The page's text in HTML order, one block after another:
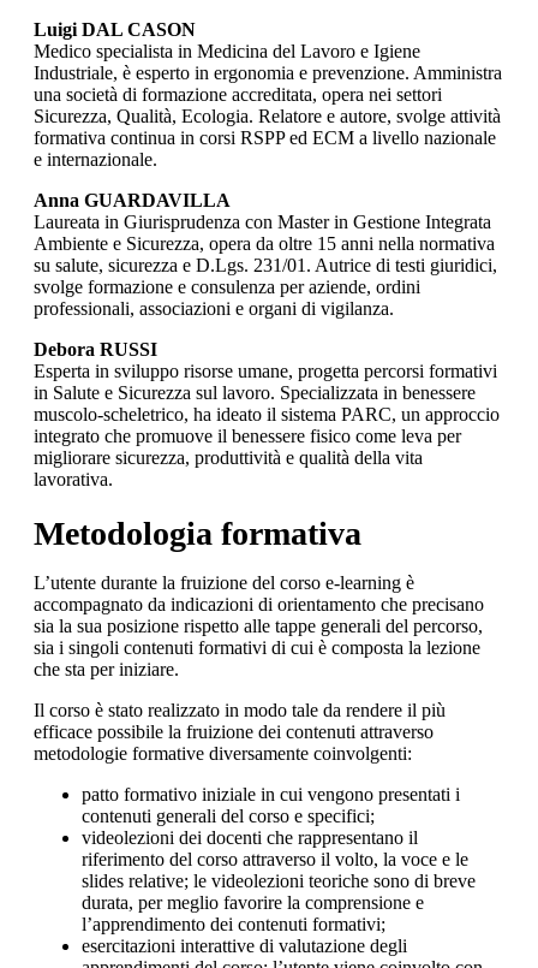
Luigi DAL CASON
Medico specialista in Medicina del Lavoro e Igiene
Industriale, è esperto in ergonomia e prevenzione. Amministra
una società di formazione accreditata, opera nei settori
Sicurezza, Qualità, Ecologia. Relatore e autore, svolge attività
formativa continua in corsi RSPP ed ECM a livello nazionale
e internazionale.
Anna GUARDAVILLA
Laureata in Giurisprudenza con Master in Gestione Integrata
Ambiente e Sicurezza, opera da oltre 15 anni nella normativa
su salute, sicurezza e D.Lgs. 231/01. Autrice di testi giuridici,
svolge formazione e consulenza per aziende, ordini
professionali, associazioni e organi di vigilanza.
Debora RUSSI
Esperta in sviluppo risorse umane, progetta percorsi formativi
in Salute e Sicurezza sul lavoro. Specializzata in benessere
muscolo-scheletrico, ha ideato il sistema PARC, un approccio
integrato che promuove il benessere fisico come leva per
migliorare sicurezza, produttività e qualità della vita
lavorativa.
Metodologia formativa
L’utente durante la fruizione del corso e-learning è
accompagnato da indicazioni di orientamento che precisano
sia la sua posizione rispetto alle tappe generali del percorso,
sia i singoli contenuti formativi di cui è composta la lezione
che sta per iniziare.
Il corso è stato realizzato in modo tale da rendere il più
efficace possibile la fruizione dei contenuti attraverso
metodologie formative diversamente coinvolgenti:
patto formativo iniziale in cui vengono presentati i
contenuti generali del corso e specifici;
videolezioni dei docenti che rappresentano il
riferimento del corso attraverso il volto, la voce e le
slides relative; le videolezioni teoriche sono di breve
durata, per meglio favorire la comprensione e
l’apprendimento dei contenuti formativi;
esercitazioni interattive di valutazione degli